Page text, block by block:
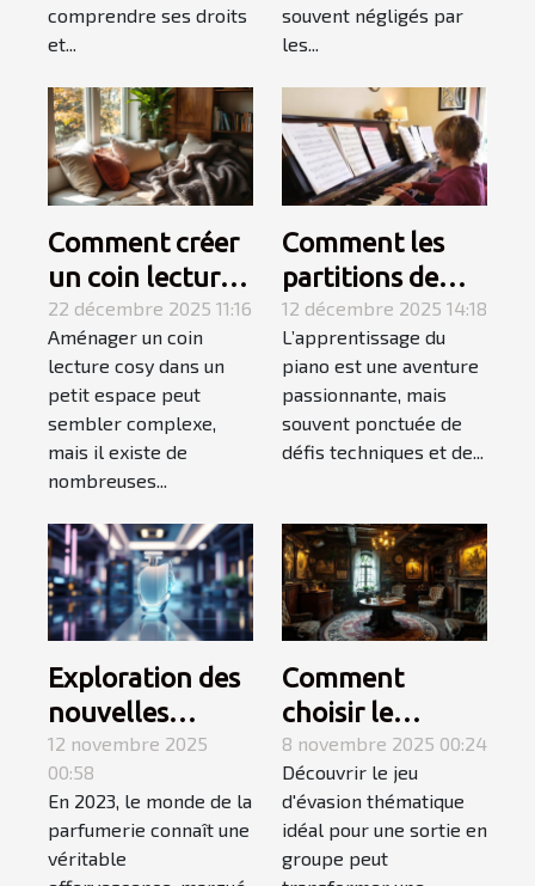
comprendre ses droits
et...
souvent négligés par
les...
Comment créer
un coin lecture
cosy dans un
petit espace ?
22 décembre 2025 11:16
Aménager un coin
lecture cosy dans un
petit espace peut
sembler complexe,
mais il existe de
nombreuses...
Comment les
partitions de
niveau variable
favorisent
l'apprentissage
du piano ?
12 décembre 2025 14:18
L’apprentissage du
piano est une aventure
passionnante, mais
souvent ponctuée de
défis techniques et de...
Exploration des
nouvelles
tendances des
parfums en
2023
12 novembre 2025
00:58
En 2023, le monde de la
parfumerie connaît une
véritable
Comment
choisir le
meilleur jeu
d'évasion
thématique
pour une sortie
8 novembre 2025 00:24
Découvrir le jeu
d'évasion thématique
idéal pour une sortie en
groupe peut